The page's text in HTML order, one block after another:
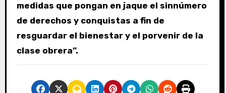
medidas que pongan en jaque el sinnúmero
de derechos y conquistas a fin de
resguardar el bienestar y el porvenir de la
clase obrera”.